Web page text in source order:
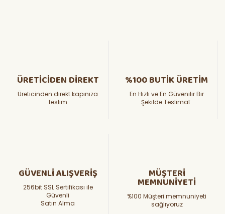
ÜRETİCİDEN DİREKT
Üreticinden direkt kapınıza
teslim
%100 BUTİK ÜRETİM
En Hızlı ve En Güvenilir Bir
Şekilde Teslimat.
GÜVENLİ ALIŞVERİŞ
256bit SSL Sertifikası ile
Güvenli
Satın Alma
MÜŞTERİ
MEMNUNİYETİ
%100 Müşteri memnuniyeti
sağlıyoruz